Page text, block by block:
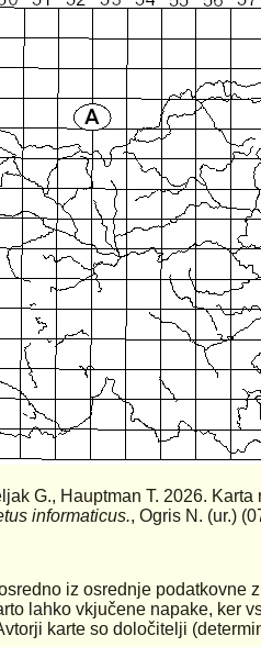
G., Hauptman T. 2026. Karta
informaticus., Ogris N. (ur.)
iz osrednje podatkovne
lahko vkjučene napake, ker
karte so določitelji